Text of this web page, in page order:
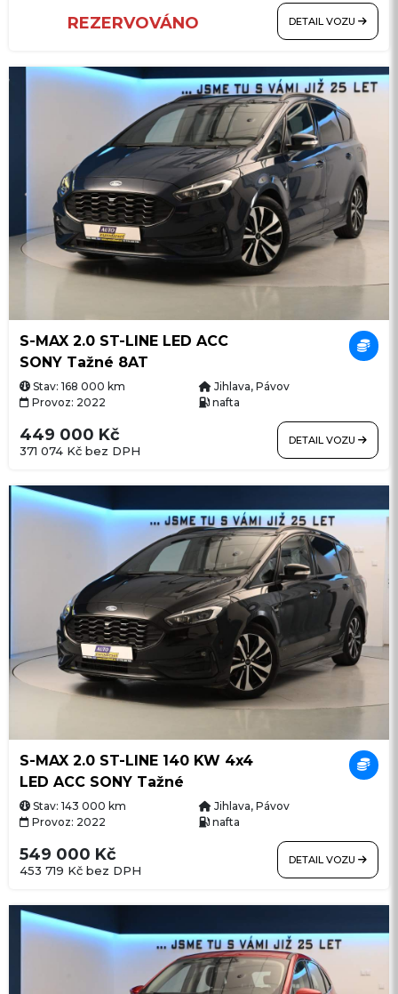
REZERVOVÁNO DETAIL VOZU
S-MAX 2.0 ST-LINE LED ACC
SONY Tažné 8AT
Stav: 168 000 km
Jihlava, Pávov
Provoz: 2022
nafta
371 074 Kč bez DPH
449 000 Kč DETAIL VOZU
S-MAX 2.0 ST-LINE 140 KW 4x4
LED ACC SONY Tažné
Stav: 143 000 km
Jihlava, Pávov
Provoz: 2022
nafta
453 719 Kč bez DPH
549 000 Kč DETAIL VOZU